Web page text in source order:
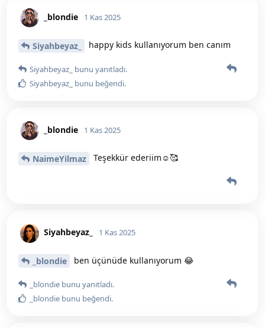
_blondie 1 Kas 2025
Siyahbeyaz_ happy kids kullanıyorum ben canım
Siyahbeyaz_ bunu yanıtladı.
Siyahbeyaz_ bunu beğendi.
_blondie 1 Kas 2025
NaimeYilmaz Teşekkür ederiim☺️🥰
Siyahbeyaz_ 1 Kas 2025
_blondie ben üçünüde kullanıyorum 😂
_blondie bunu yanıtladı.
_blondie bunu beğendi.